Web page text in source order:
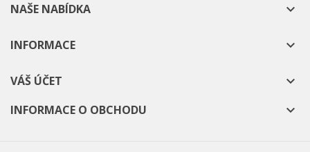
NAŠE NABÍDKA 
INFORMACE 
VÁŠ ÚČET 
INFORMACE O OBCHODU 